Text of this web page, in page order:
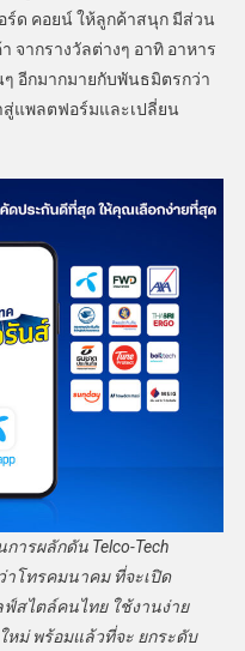
ร์ด คอยน์ ให้ลูกค้าสนุก มีส่วน
จากรางวัลต่างๆ อาทิ อาหาร
ๆ อีกมากมายกับพันธมิตรกว่า
สู่แพลตฟอร์มและเปลี่ยน
ารผลักดัน Telco-Tech
าโทรคมนาคม ที่จะเปิด
สไตล์คนไทย ใช้งานง่าย
หม่ พร้อมแล้วที่จะ ยกระดับ